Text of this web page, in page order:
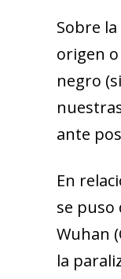
in a new
Sobre
origen
negro
ante
En
se puso
Wuhan
la